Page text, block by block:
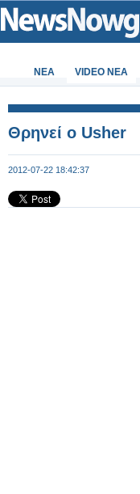
ΝΕΑ VIDEO NEA
Θρηνεί ο Usher
2012-07-22 18:42:37